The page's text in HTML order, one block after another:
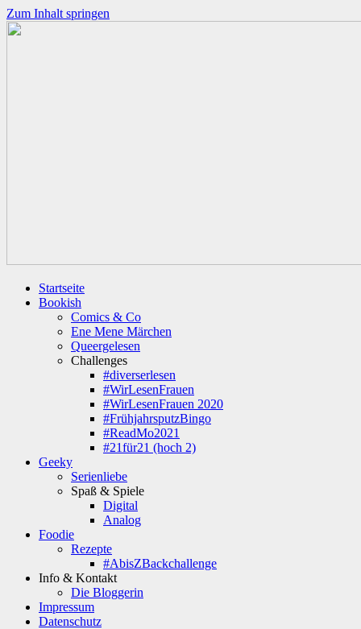
Zum Inhalt springen
Startseite
Bookish
Comics & Co
Ene Mene Märchen
Queergelesen
Challenges
#diverserlesen
#WirLesenFrauen
#WirLesenFrauen 2020
#FrühjahrsputzBingo
#ReadMo2021
#21für21 (hoch 2)
Geeky
Serienliebe
Spaß & Spiele
Digital
Analog
Foodie
Rezepte
#AbisZBackchallenge
Info & Kontakt
Die Bloggerin
Impressum
Datenschutz